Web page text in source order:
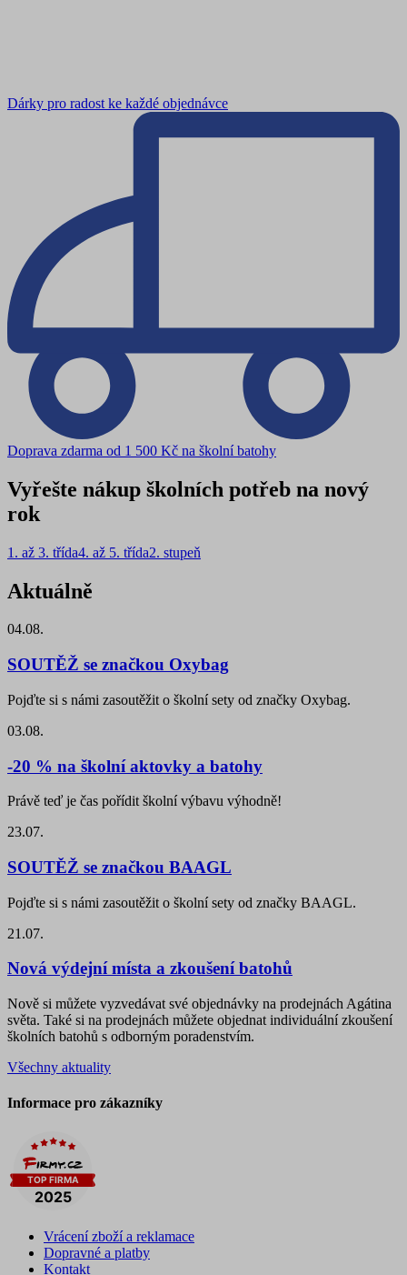
Dárky pro radost ke každé objednávce
Doprava zdarma od 1 500 Kč na školní batohy
Vyřešte nákup školních potřeb na nový
rok
1. až 3. třída4. až 5. třída2. stupeň
Aktuálně
04.08.
SOUTĚŽ se značkou Oxybag
Pojďte si s námi zasoutěžit o školní sety od značky Oxybag.
03.08.
-20 % na školní aktovky a batohy
Právě teď je čas pořídit školní výbavu výhodně!
23.07.
SOUTĚŽ se značkou BAAGL
Pojďte si s námi zasoutěžit o školní sety od značky BAAGL.
21.07.
Nová výdejní místa a zkoušení batohů
Nově si můžete vyzvedávat své objednávky na prodejnách Agátina
světa. Také si na prodejnách můžete objednat individuální zkoušení
školních batohů s odborným poradenstvím.
Všechny aktuality
Informace pro zákazníky
Vrácení zboží a reklamace
Dopravné a platby
Kontakt